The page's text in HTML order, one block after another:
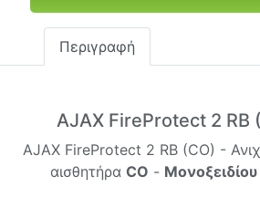
Περιγραφή
AJAX FireProtect 2 RB
AJAX FireProtect 2 RB (CO) -
αισθητήρα CO -